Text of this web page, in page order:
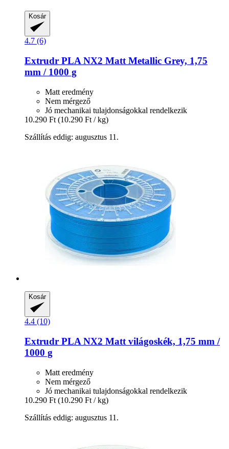
Kosár
4.7 (6)
Extrudr PLA NX2 Matt Metallic Grey, 1,75
mm / 1000 g
Matt eredmény
Nem mérgező
Jó mechanikai tulajdonságokkal rendelkezik
10.290 Ft (10.290 Ft / kg)
Szállítás eddig: augusztus 11.
Kosár
4.4 (10)
Extrudr PLA NX2 Matt világoskék, 1,75 mm /
1000 g
Matt eredmény
Nem mérgező
Jó mechanikai tulajdonságokkal rendelkezik
10.290 Ft (10.290 Ft / kg)
Szállítás eddig: augusztus 11.